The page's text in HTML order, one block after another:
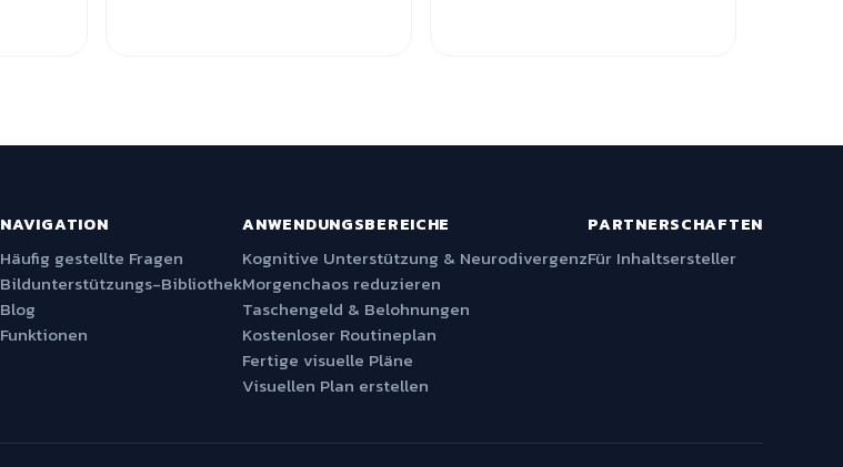
NAVIGATION
Häufig gestellte Fragen
Bildunterstützungs-Bibliothek
Blog
Funktionen
ANWENDUNGSBEREICHE
Kognitive Unterstützung & Neurodivergenz
Morgenchaos reduzieren
Taschengeld & Belohnungen
Kostenloser Routineplan
Fertige visuelle Pläne
Visuellen Plan erstellen
PARTNERSCHAFTEN
Für Inhaltsersteller